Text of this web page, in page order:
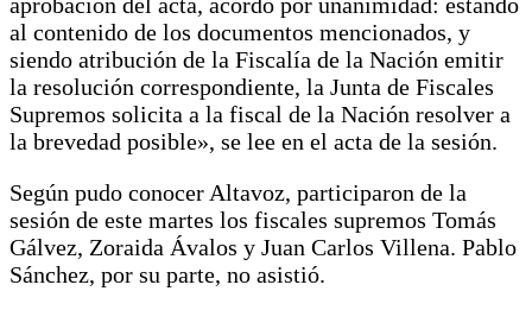
al contenido de los documentos mencionados, y
siendo atribución de la Fiscalía de la Nación emitir
la resolución correspondiente, la Junta de Fiscales
Supremos solicita a la fiscal de la Nación resolver a
la brevedad posible», se lee en el acta de la sesión.
Según pudo conocer Altavoz, participaron de la
sesión de este martes los fiscales supremos Tomás
Gálvez, Zoraida Ávalos y Juan Carlos Villena. Pablo
Sánchez, por su parte, no asistió.